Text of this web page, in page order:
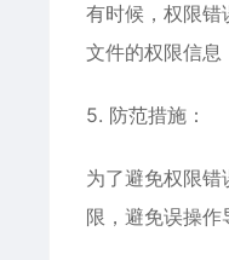
有时候，权限错
文件的权限信息
5. 防范措施：
为了避免权限
限，避免误操作